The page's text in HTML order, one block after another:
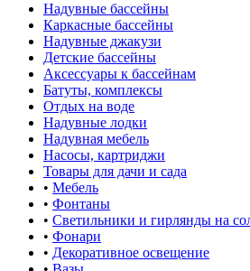
Надувные бассейны
Каркасные бассейны
Надувные джакузи
Детские бассейны
Аксессуары к бассейнам
Батуты, комплексы
Отдых на воде
Надувные лодки
Надувная мебель
Насосы, картриджи
Товары для дачи и сада
• Мебель
• Фонтаны
• Светильники и гирлянды на
• Фонари
• Декоративное освещение